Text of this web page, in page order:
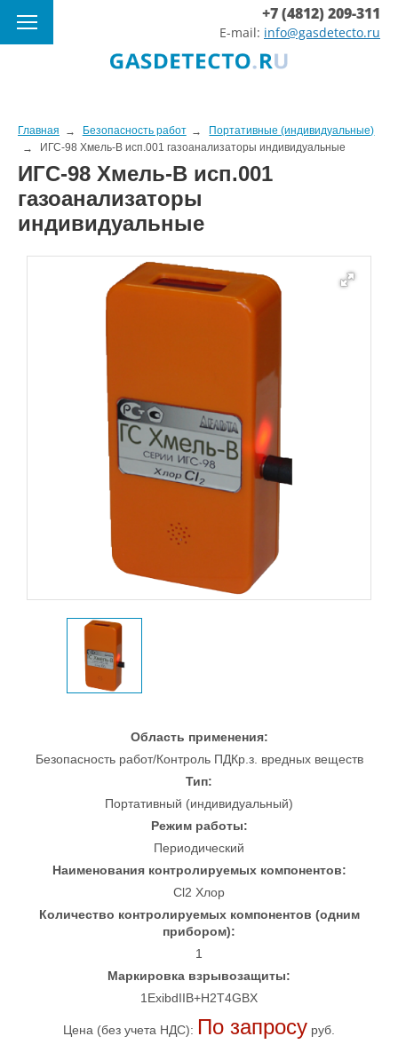
+7 (4812) 209-311
E-mail: info@gasdetecto.ru
Главная Безопасность работ
Портативные (индивидуальные)
ИГС-98 Хмель-В исп.001 газоанализаторы индивидуальные
ИГС-98 Хмель-В исп.001
газоанализаторы
индивидуальные
Область применения:
Безопасность работ/Контроль ПДКр.з. вредных веществ
Тип:
Портативный (индивидуальный)
Режим работы:
Периодический
Наименования контролируемых компонентов:
Cl2 Хлор
Количество контролируемых компонентов (одним
прибором):
1
Маркировка взрывозащиты:
1ExibdIIB+H2T4GBX
Цена (без учета НДС): По запросу руб.